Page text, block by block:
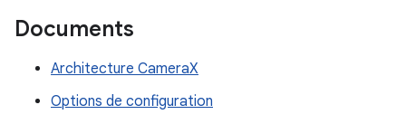
Documents
Architecture CameraX
Options de configuration